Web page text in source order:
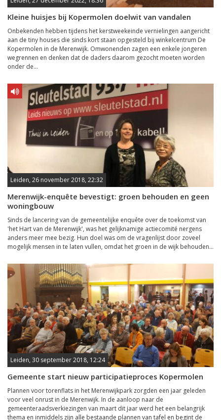
Kleine huisjes bij Kopermolen doelwit van vandalen
Onbekenden hebben tijdens het kerstweekeinde vernielingen aangericht
aan de tiny houses die sinds kort staan opgesteld bij winkelcentrum De
Kopermolen in de Merenwijk. Omwonenden zagen een enkele jongeren
wegrennen en denken dat de daders daarom gezocht moeten worden
onder de...
Leiden, 26 november 2018, 22:32
Merenwijk-enquête bevestigt: groen behouden en geen
woningbouw
Sinds de lancering van de gemeentelijke enquête over de toekomst van
'het Hart van de Merenwijk', was het gelijknamige actiecomité nergens
anders meer mee bezig. Hun doel was om de vragenlijst door zoveel
mogelijk mensen in te laten vullen, omdat het groen in de wijk behouden...
Leiden, 30 september 2018, 12:24
Gemeente start nieuw participatieproces Kopermolen
Plannen voor torenflats in het Merenwijkpark zorgden een jaar geleden
voor veel onrust in de Merenwijk. In de aanloop naar de
gemeenteraadsverkiezingen van maart dit jaar werd het een belangrijk
thema en inmiddels zijn alle bestaande plannen van tafel en begint de